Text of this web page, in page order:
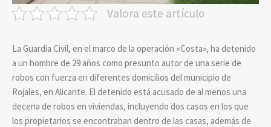
Valora este artículo
La Guardia Civil, en el marco de la operación «Costa», ha detenido
a un hombre de 29 años como presunto autor de una serie de
robos con fuerza en diferentes domicilios del municipio de
Rojales, en Alicante. El detenido está acusado de al menos una
decena de robos en viviendas, incluyendo dos casos en los que
los propietarios se encontraban dentro de las casas, además de